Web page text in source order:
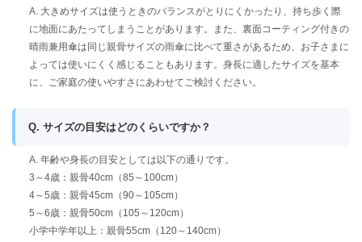
A. 大きめサイズは使うときのバランスがとりにくかったり、持ち歩く際
に地面にあたってしまうことがあります。また、裏面コーティング付きの
晴雨兼用傘は同じ親骨サイズの雨傘に比べて重さがあるため、お子さまに
よっては使いにくく感じることもあります。身長に適したサイズを基本
に、ご家庭の使いやすさにあわせてご検討ください。
Q. サイズの目安はどのくらいですか？
A. 年齢や身長の目安としては以下の通りです。
3～4歳：親骨40cm（85～100cm）
4～5歳：親骨45cm（90～105cm）
5～6歳：親骨50cm（105～120cm）
小学中学年以上：親骨55cm（120～140cm）